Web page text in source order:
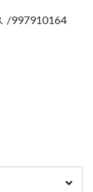
/997910164